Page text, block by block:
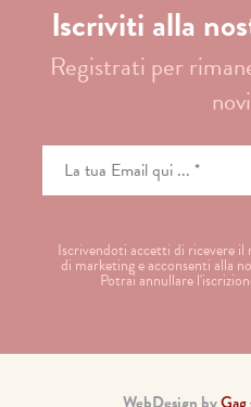
Iscriviti alla
Registrati per
Iscrivendoti accetti di ricevere
di marketing e acconsenti alla
Potrai annullare